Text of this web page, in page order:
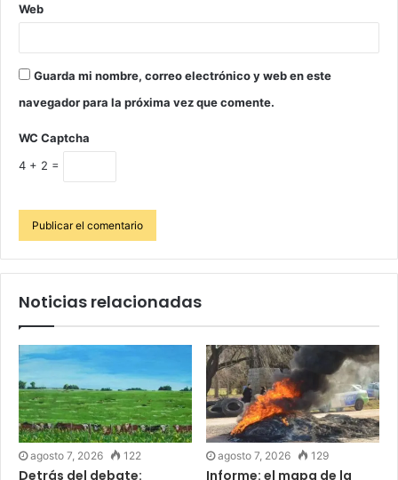
Web
Guarda mi nombre, correo electrónico y web en este
navegador para la próxima vez que comente.
WC Captcha
4 + 2 =
Noticias relacionadas
agosto 7, 2026 122
Detrás del debate:
agosto 7, 2026 129
Informe: el mapa de la